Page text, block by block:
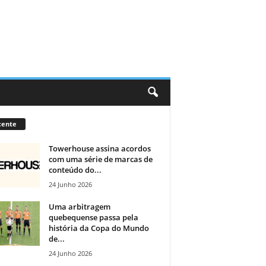
Towerhouse assina acordos
com uma série de marcas de
conteúdo do...
24 Junho 2026
Uma arbitragem
quebequense passa pela
história da Copa do Mundo
de...
24 Junho 2026